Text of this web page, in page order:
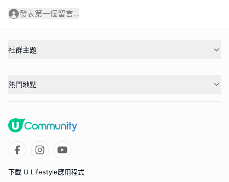
發表第一個留言...
社群主題
熱門地點
下載 U Lifestyle應用程式